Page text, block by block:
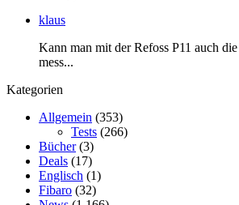
klaus
Kann man mit der Refoss P11 auch
mess...
Kategorien
Allgemein (353)
Tests (266)
Bücher(3)
Deals (17)
Englisch (1)
Fibaro (32)